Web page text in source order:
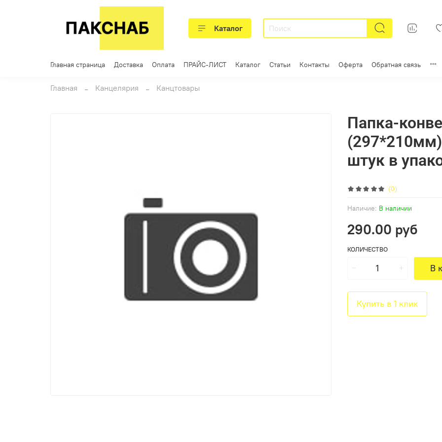
Каталог
Главная страница Доставка Оплата ПРАЙС-ЛИСТ Каталог Статьи Контакты Оферта Обратная связь
Главная Канцелярия Канцтовары
(0)
Наличие: В наличии
Папка-
штук в
290.00 руб
КОЛИЧЕСТВО
В
Купить в 1 клик